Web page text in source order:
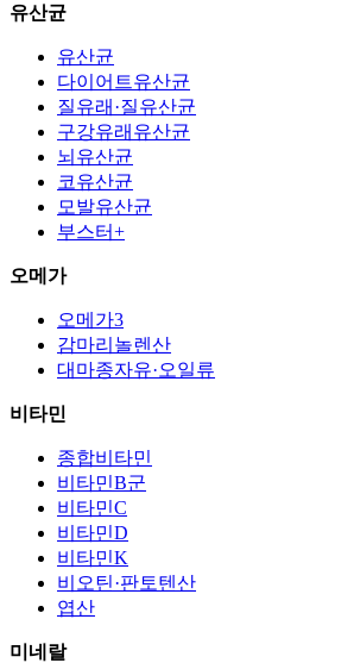
유산균
유산균
다이어트유산균
질유래·질유산균
구강유래유산균
뇌유산균
코유산균
모발유산균
부스터+
오메가
오메가3
감마리놀렌산
대마종자유·오일류
비타민
종합비타민
비타민B군
비타민C
비타민D
비타민K
비오틴·판토텐산
엽산
미네랄